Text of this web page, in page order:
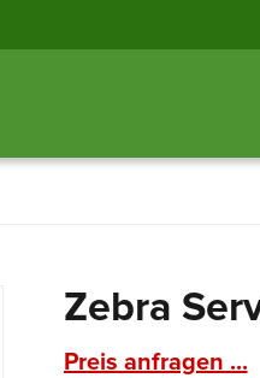
Zebra
Preis anfragen ...